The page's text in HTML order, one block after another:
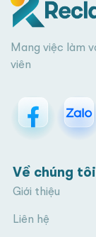
Mang việc làm
viên
Về chúng tôi
Giới thiệu
Liên hệ